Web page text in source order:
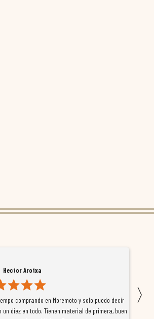
Hector Arotxa
comprando en Moremoto y solo puedo decir
un diez en todo. Tienen material de primera, buen
〉